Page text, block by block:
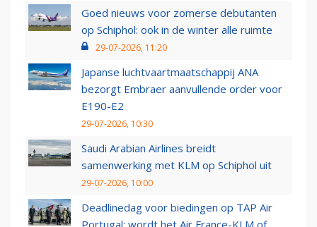
Goed nieuws voor zomerse debutanten
op Schiphol: ook in de winter alle ruimte
29-07-2026, 11:20
Japanse luchtvaartmaatschappij ANA
bezorgt Embraer aanvullende order voor
E190-E2
29-07-2026, 10:30
Saudi Arabian Airlines breidt
samenwerking met KLM op Schiphol uit
29-07-2026, 10:00
Deadlinedag voor biedingen op TAP Air